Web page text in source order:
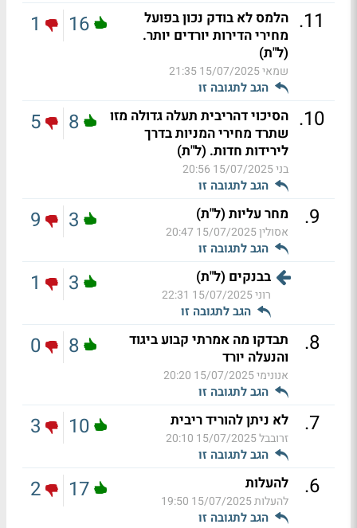
11
. הלמס לא בודק נכון בפועל
מחירי הדירות יורדים יותר.
(ל"ת)
שמאי15/07/2025 21:35
הגב לתגובה זו
16
1
10
. הסיכוי דהריבית תעלה גדולה מזו
שתרד מחירי המניות בדרך
לירידות חדות. (ל"ת)
בני15/07/2025 20:56
הגב לתגובה זו
8
5
9
. מחר עליות (ל"ת)
אסולין15/07/2025 20:47
הגב לתגובה זו
3
9
בבנקים (ל"ת)
רוני15/07/2025 22:31
הגב לתגובה זו
3
1
8
.
תבדקו מה אמרתי קבוע ביגוד
והנעלה יורד
אנונימי15/07/2025 20:20
הגב לתגובה זו
8
0
7
. לא ניתן להוריד ריבית
זרובבל15/07/2025 20:10
הגב לתגובה זו
10
3
6
. להעלות
להעלות15/07/2025 19:50
הגב לתגובה זו
17
2